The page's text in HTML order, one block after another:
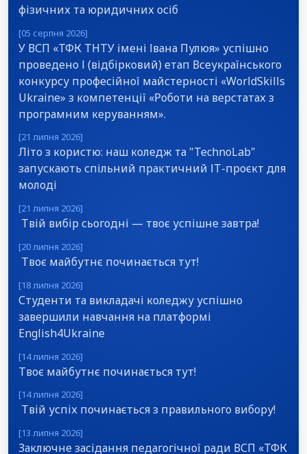
фізичних та юридичних осіб
[05 серпня 2026]
У ВСП «ТФК ТНТУ імені Івана Пулюя» успішно
проведено І (відбірковий) етап Всеукраїнського
конкурсу професійної майстерності «WorldSkills
Ukraine» з компетенції «Роботи на верстатах з
програмним керуванням».
[21 липня 2026]
Літо з користю: наш коледж та "TechnoLab"
запускають спільний практичний ІТ-проєкт для
молоді
[21 липня 2026]
Твій вибір сьогодні — твоє успішне завтра!
[20 липня 2026]
Твоє майбутнє починається тут!
[18 липня 2026]
Студенти та викладачі коледжу успішно
завершили навчання на платформі
English4Ukraine
[14 липня 2026]
Твоє майбутнє починається тут!
[14 липня 2026]
Твій успіх починається з правильного вибору!
[13 липня 2026]
Заключне засідання педагогічної ради ВСП «ТФК